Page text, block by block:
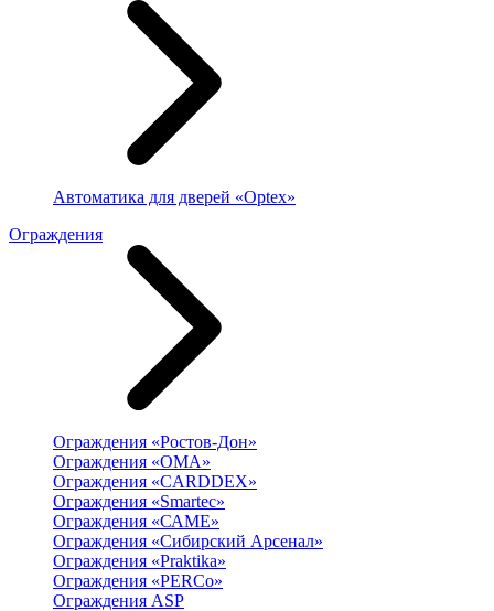
Автоматика для дверей «Optex»
Ограждения
Ограждения «Ростов-Дон»
Ограждения «ОМА»
Ограждения «CARDDEX»
Ограждения «Smartec»
Ограждения «САМЕ»
Ограждения «Сибирский Арсенал»
Ограждения «Praktika»
Ограждения «PERCo»
Ограждения ASP